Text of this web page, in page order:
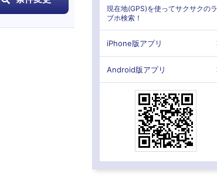
現在地(GPS)を使ってサクサクのラ
ブホ検索！
iPhone版アプリ
Android版アプリ